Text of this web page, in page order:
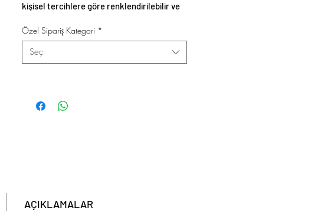
kişisel tercihlere göre renklendirilebilir ve
Özel Sipariş Kategori *
Seç
AÇIKLAMALAR